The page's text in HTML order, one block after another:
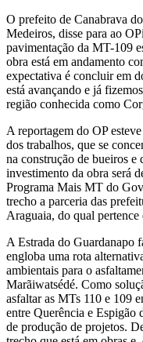
O prefeito de Canabrava
Medeiros, disse para ao
pavimentação da MT-109
obra está em andamento
expectativa é concluir em
está avançando e já
região conhecida como
A reportagem do OP
dos trabalhos, que se
na construção de bueiros e
investimento da obra será
Programa Mais MT do
trecho a parceria das
Araguaia, do qual
A Estrada do Guardanapo
engloba uma rota
ambientais para o
Marãiwatsédé. Como
asfaltar as MTs 110 e 109
entre Querência e Espigão
de produção de projetos.